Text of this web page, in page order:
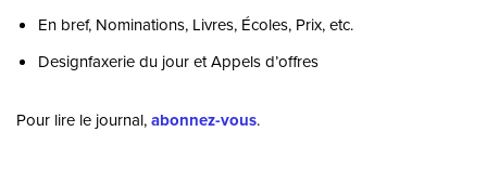
En bref, Nominations, Livres, Écoles, Prix, etc.
Designfaxerie du jour et Appels d’offres
Pour lire le journal,abonnez-vous.